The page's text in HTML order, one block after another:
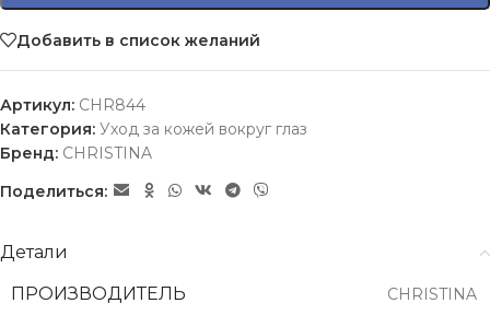
Добавить в список желаний
Артикул: CHR844
Категория: Уход за кожей вокруг глаз
Бренд: CHRISTINA
Поделиться:
Детали
ПРОИЗВОДИТЕЛЬ
CHRISTINA